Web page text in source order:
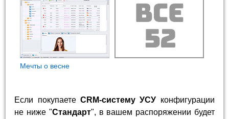
Мечты о весне
Если покупаете CRM-систему УСУ конфигурации
не ниже "Стандарт", в вашем распоряжении будет